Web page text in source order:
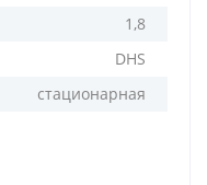
1,8
DHS
стационарная